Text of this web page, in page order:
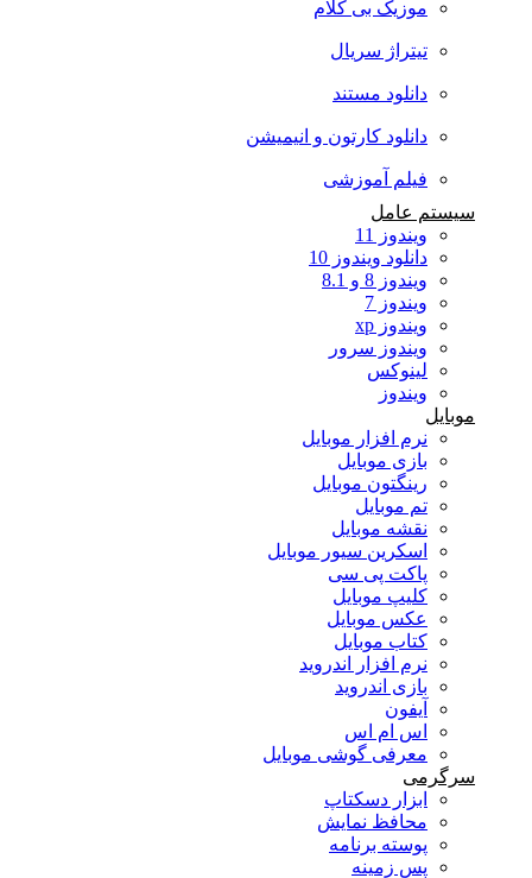
موزیک بی کلام
تیتراژ سریال
دانلود مستند
دانلود کارتون و انیمیشن
فیلم آموزشی
سیستم عامل
ویندوز 11
دانلود ویندوز 10
ویندوز 8 و 8.1
ویندوز 7
ویندوز xp
ویندوز سرور
لینوکس
ویندوز
موبایل
نرم افزار موبایل
بازی موبایل
رینگتون موبایل
تم موبایل
نقشه موبایل
اسکرین سیور موبایل
پاکت پی سی
کلیپ موبایل
عکس موبایل
کتاب موبایل
نرم افزار اندروید
بازی اندروید
آیفون
اس ام اس
معرفی گوشی موبایل
سرگرمی
ابزار دسکتاپ
محافظ نمایش
پوسته برنامه
پس زمینه